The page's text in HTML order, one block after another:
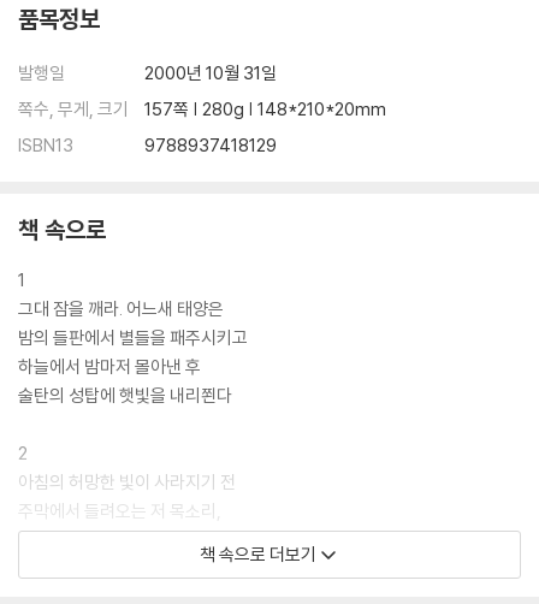
품목정보
발행일
2000년 10월 31일
쪽수, 무게, 크기
157쪽 | 280g | 148*210*20mm
ISBN13
9788937418129
책 속으로
1
그대 잠을 깨라. 어느새 태양은
밤의 들판에서 별들을 패주시키고
하늘에서 밤마저 몰아낸 후
술탄의 성탑에 햇빛을 내리쬔다
2
아침의 허망한 빛이 사라지기 전
주막에서 들려오는 저 목소리,
「사원에 예배 준비가 끝났거늘
어찌하여 기도자는 밖에서 졸고만 있나」
책 속으로 더보기